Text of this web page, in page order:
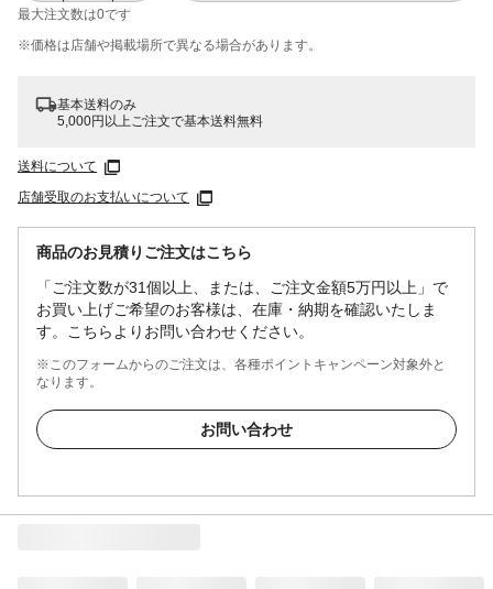
最大注文数は0です
※価格は​店舗や​掲載場所で​異なる​場合が​あります。
基本送料のみ
5,000円以上ご注文で基本送料無料
送料について
店舗受取のお支払いについて
商品のお見積りご注文はこちら
「ご注文数が31個以上、または、ご注文金額5万円以上」で
お買い上げご希望のお客様は、在庫・納期を確認いたしま
す。こちらよりお問い合わせください。
※このフォームからのご注文は、各種ポイントキャンペーン対象外と
なります。
お問い合わせ